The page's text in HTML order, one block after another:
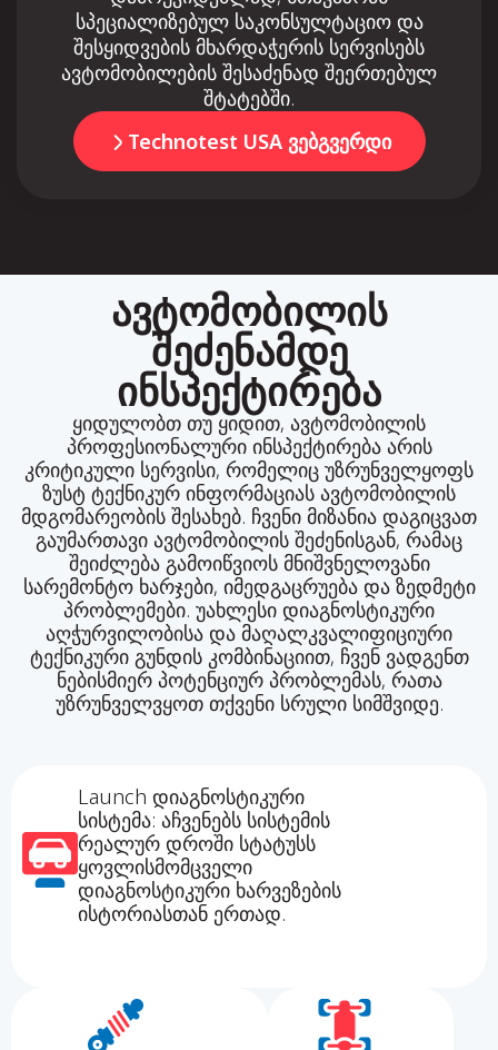
სპეციალიზებულ საკონსულტაციო და
შესყიდვების მხარდაჭერის სერვისებს
ავტომობილების შესაძენად შეერთებულ
შტატებში.
Technotest USA ვებგვერდი
ავტომობილის
შეძენამდე
ინსპექტირება
ყიდულობთ თუ ყიდით, ავტომობილის
პროფესიონალური ინსპექტირება არის
კრიტიკული სერვისი, რომელიც უზრუნველყოფს
ზუსტ ტექნიკურ ინფორმაციას ავტომობილის
მდგომარეობის შესახებ. ჩვენი მიზანია დაგიცვათ
გაუმართავი ავტომობილის შეძენისგან, რამაც
შეიძლება გამოიწვიოს მნიშვნელოვანი
სარემონტო ხარჯები, იმედგაცრუება და ზედმეტი
პრობლემები. უახლესი დიაგნოსტიკური
აღჭურვილობისა და მაღალკვალიფიციური
ტექნიკური გუნდის კომბინაციით, ჩვენ ვადგენთ
ნებისმიერ პოტენციურ პრობლემას, რათა
უზრუნველვყოთ თქვენი სრული სიმშვიდე.
Launch დიაგნოსტიკური
სისტემა: აჩვენებს სისტემის
რეალურ დროში სტატუსს
ყოვლისმომცველი
დიაგნოსტიკური ხარვეზების
ისტორიასთან ერთად.